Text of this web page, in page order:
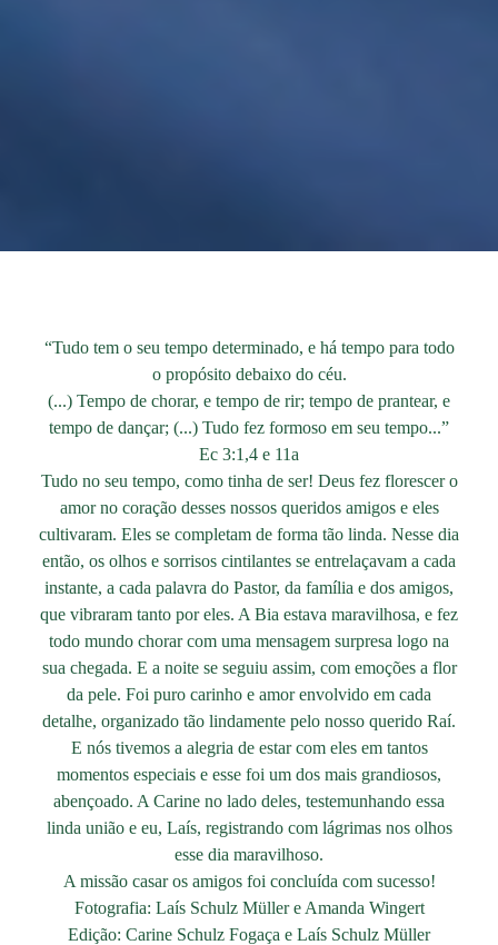
“Tudo tem o seu tempo determinado, e há tempo para todo
o propósito debaixo do céu.
(...) Tempo de chorar, e tempo de rir; tempo de prantear, e
tempo de dançar; (...) Tudo fez formoso em seu tempo...”
Ec 3:1,4 e 11a
Tudo no seu tempo, como tinha de ser! Deus fez florescer o
amor no coração desses nossos queridos amigos e eles
cultivaram. Eles se completam de forma tão linda. Nesse dia
então, os olhos e sorrisos cintilantes se entrelaçavam a cada
instante, a cada palavra do Pastor, da família e dos amigos,
que vibraram tanto por eles. A Bia estava maravilhosa, e fez
todo mundo chorar com uma mensagem surpresa logo na
sua chegada. E a noite se seguiu assim, com emoções a flor
da pele. Foi puro carinho e amor envolvido em cada
detalhe, organizado tão lindamente pelo nosso querido Raí.
E nós tivemos a alegria de estar com eles em tantos
momentos especiais e esse foi um dos mais grandiosos,
abençoado. A Carine no lado deles, testemunhando essa
linda união e eu, Laís, registrando com lágrimas nos olhos
esse dia maravilhoso.
A missão casar os amigos foi concluída com sucesso!
Fotografia: Laís Schulz Müller e Amanda Wingert
Edição: Carine Schulz Fogaça e Laís Schulz Müller